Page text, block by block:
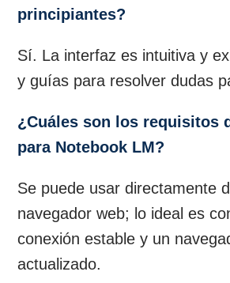
principiantes?
Sí. La interfaz es intuitiva y
y guías para resolver dudas
¿Cuáles son los requisitos
para Notebook LM?
Se puede usar directamente
navegador web; lo ideal es
conexión estable y un
actualizado.